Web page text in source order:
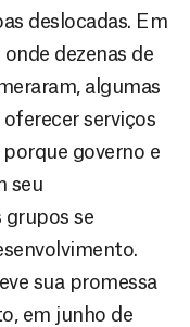
deslocadas. Em
dezenas de
algumas
serviços
governo e
seu
grupos se
sua promessa
em junho de